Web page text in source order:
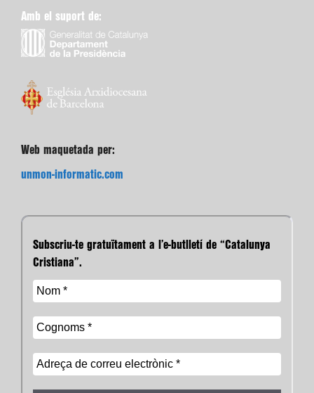
Amb el suport de:
Web maquetada per:
unmon-informatic.com
Subscriu-te gratuïtament a l’e-butlletí de “Catalunya
Cristiana”.